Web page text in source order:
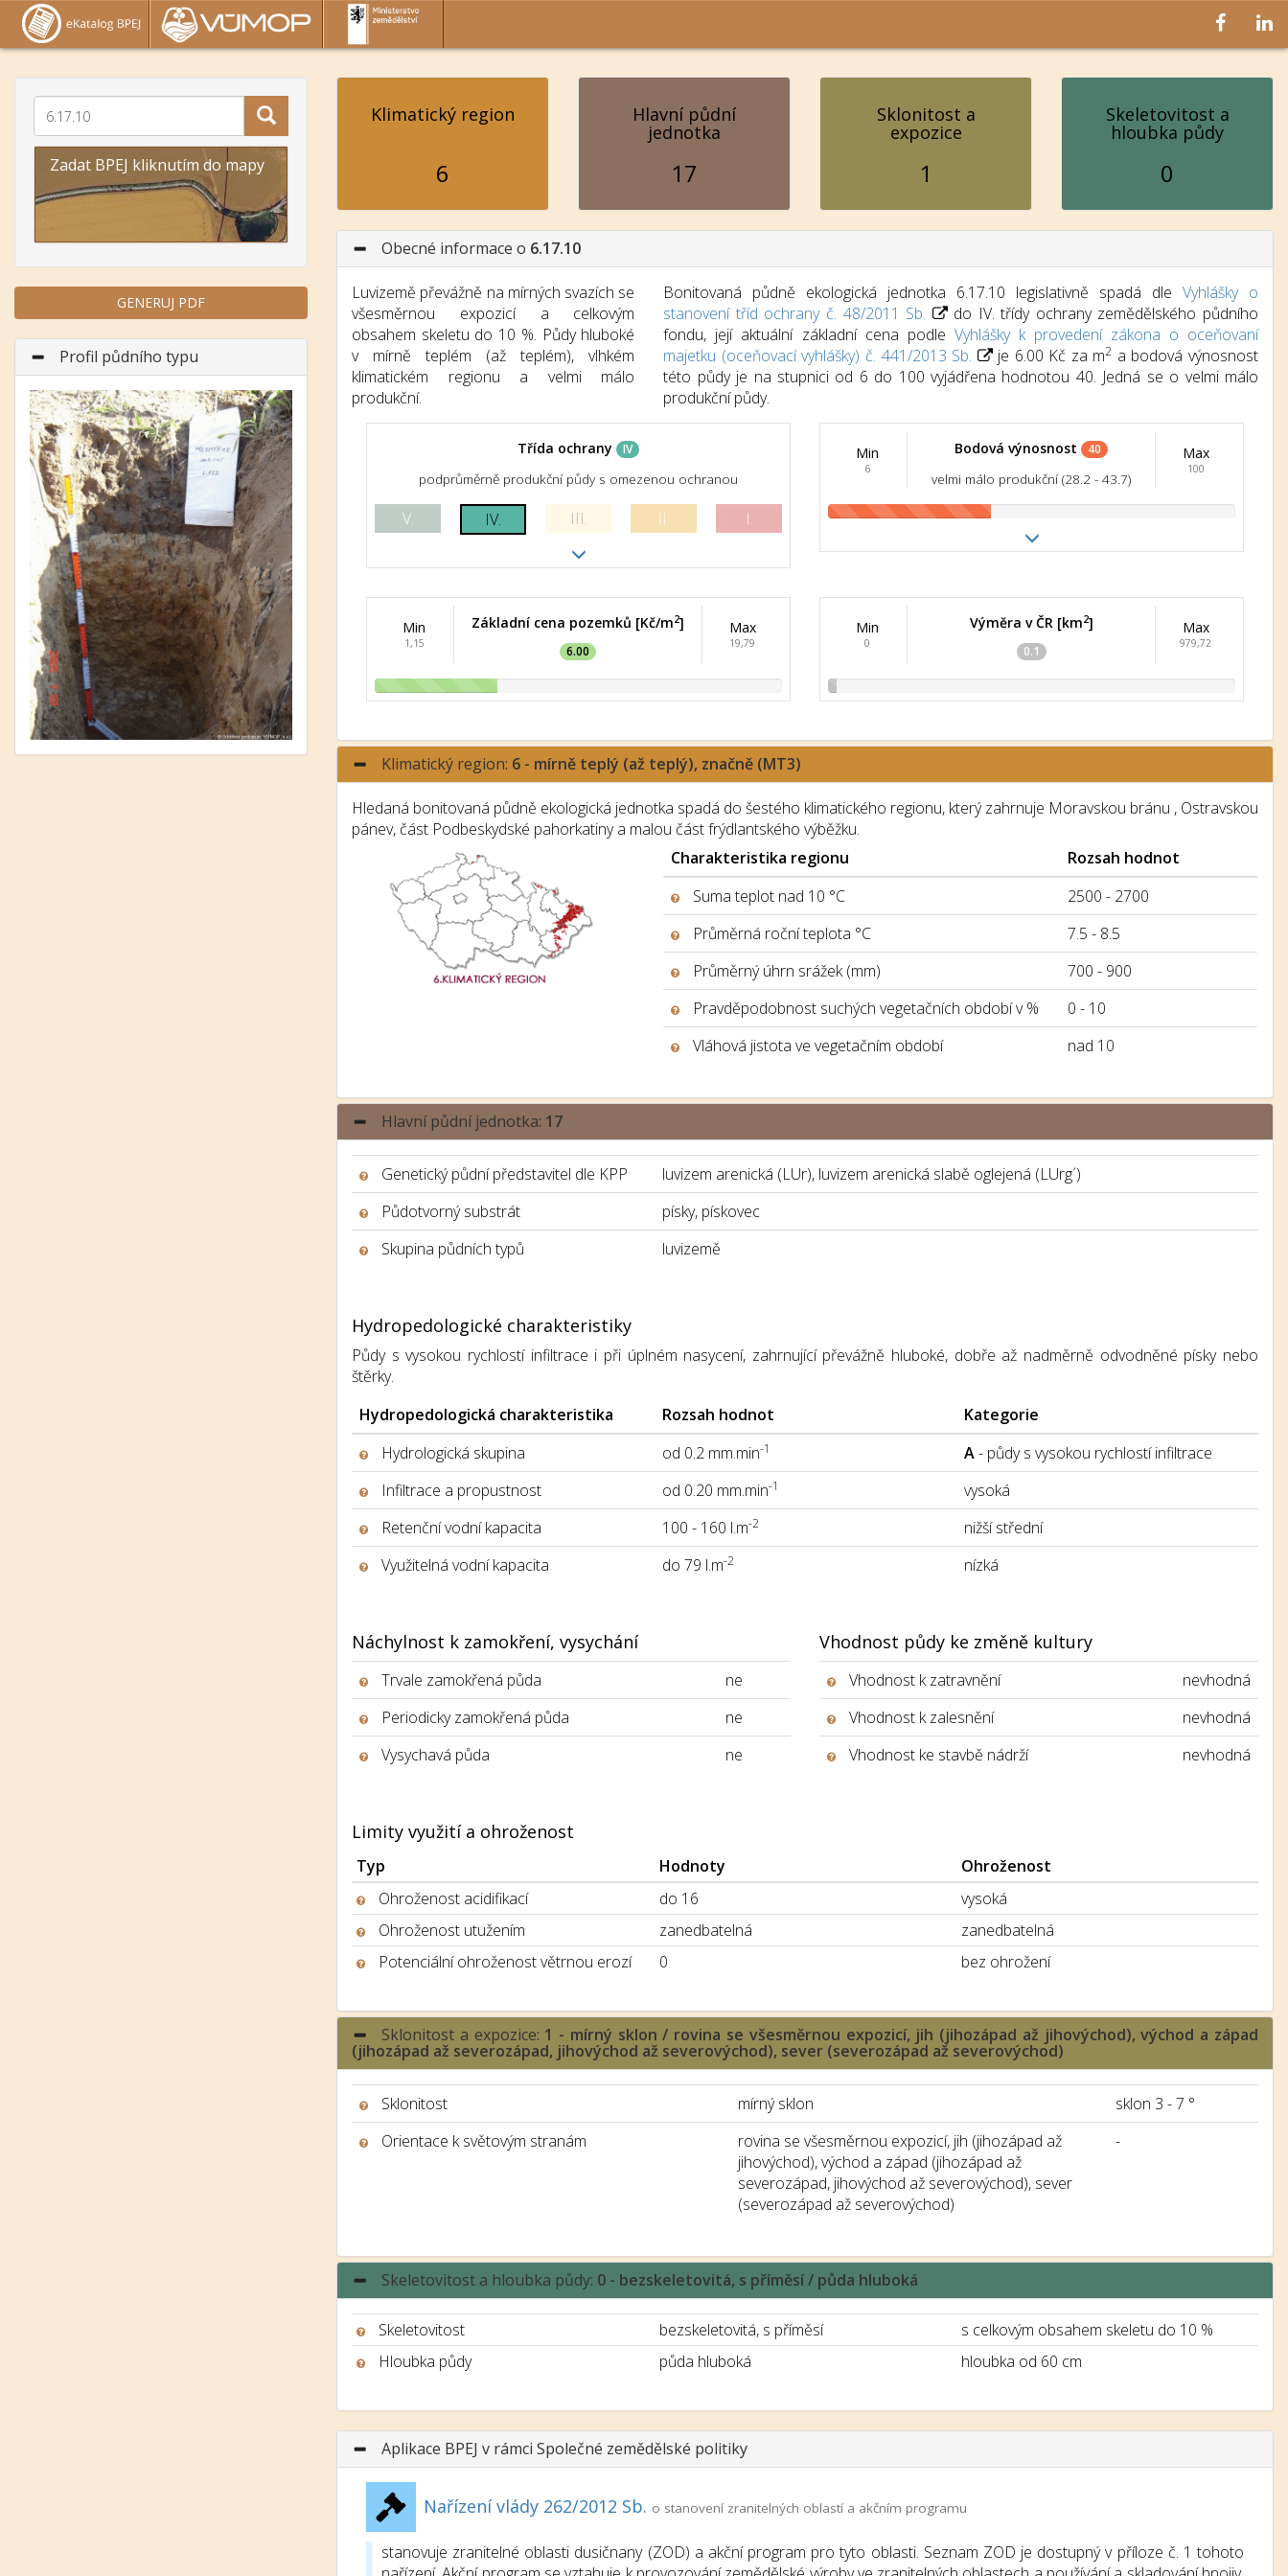
Zadat BPEJ kliknutím do mapy
GENERUJ PDF
Profil půdního typu
Klimatický region
6
Hlavní půdní
jednotka
17
Sklonitost a
expozice
1
Skeletovitost a
hloubka půdy
0
Obecné informace o 6.17.10
Luvizemě převážně na mírných svazích se
všesměrnou expozicí a celkovým
obsahem skeletu do 10 %. Půdy hluboké
v mírně teplém (až teplém), vlhkém
klimatickém regionu a velmi málo
produkční.
Bonitovaná půdně ekologická jednotka 6.17.10 legislativně spadá dleVyhlášky o
stanovení tříd ochrany č. 48/2011 Sb.
do IV. třídy ochrany zemědělského půdního
fondu, její aktuální základní cena podle Vyhlášky k provedení zákona o oceňovaní
majetku (oceňovací vyhlášky) č. 441/2013 Sb.
je 6.00 Kč za m2 a bodová výnosnost
této půdy je na stupnici od 6 do 100 vyjádřena hodnotou 40. Jedná se o velmi málo
produkční půdy.
Třída ochrany IV
podprůměrně produkční půdy s omezenou ochranou
V. IV. III. II. I.
Min
6
Bodová výnosnost 40
velmi málo produkční (28.2 - 43.7)
Max
100
Min
1,15
Základní cena pozemků [Kč/m2]
6.00
Max
19,79
Min
0
Výměra v ČR [km2]
0.1
Max
979,72
Klimatický region: 6 - mírně teplý (až teplý), značně (MT3)
Hledaná bonitovaná půdně ekologická jednotka spadá do šestého klimatického regionu, který zahrnuje Moravskou bránu , Ostravskou
pánev, část Podbeskydské pahorkatiny a malou část frýdlantského výběžku.
Charakteristika regionu
Rozsah hodnot
Suma teplot nad 10 °C
2500 - 2700
Průměrná roční teplota °C
7.5 - 8.5
Průměrný úhrn srážek (mm)
700 - 900
Pravděpodobnost suchých vegetačních období v %
0 - 10
Vláhová jistota ve vegetačním období
nad 10
Hlavní půdní jednotka: 17
Genetický půdní představitel dle KPP
luvizem arenická (LUr), luvizem arenická slabě oglejená (LUrg´)
Půdotvorný substrát
písky, pískovec
Skupina půdních typů
luvizemě
Hydropedologické charakteristiky
Půdy s vysokou rychlostí infiltrace i při úplném nasycení, zahrnující převážně hluboké, dobře až nadměrně odvodněné písky nebo
štěrky.
Hydropedologická charakteristika
Rozsah hodnot
Kategorie
Hydrologická skupina
od 0.2 mm.min-1 A- půdy s vysokou rychlostí infiltrace
Infiltrace a propustnost
od 0.20 mm.min-1
vysoká
Retenční vodní kapacita
100 - 160 l.m-2
nižší střední
Využitelná vodní kapacita
do 79 l.m-2 nízká
Náchylnost k zamokření, vysychání
Trvale zamokřená půda
ne
Periodicky zamokřená půda
ne
Vysychavá půda
ne
Vhodnost půdy ke změně kultury
Vhodnost k zatravnění
nevhodná
Vhodnost k zalesnění
nevhodná
Vhodnost ke stavbě nádrží
nevhodná
Limity využití a ohroženost
Typ Hodnoty
Ohroženost
Ohroženost acidifikací
do 16
vysoká
Ohroženost utužením
zanedbatelná
zanedbatelná
Potenciální ohroženost větrnou erozí
0 bez ohrožení
Sklonitost a expozice: 1 - mírný sklon / rovina se všesměrnou expozicí, jih (jihozápad až jihovýchod), východ a západ
(jihozápad až severozápad, jihovýchod až severovýchod), sever (severozápad až severovýchod)
Sklonitost mírný sklon
sklon 3 - 7 °
Orientace k světovým stranám
rovina se všesměrnou expozicí, jih (jihozápad až
jihovýchod), východ a západ (jihozápad až
severozápad, jihovýchod až severovýchod), sever
(severozápad až severovýchod)
-
Skeletovitost a hloubka půdy: 0 - bezskeletovitá, s příměsí / půda hluboká
Skeletovitost bezskeletovitá, s příměsí
s celkovým obsahem skeletu do 10 %
Hloubka půdy
půda hluboká hloubka od 60 cm
Aplikace BPEJ v rámci Společné zemědělské politiky
Nařízení vlády 262/2012 Sb. o stanovení zranitelných oblastí a akčním programu
stanovuje zranitelné oblasti dusičnany (ZOD) a akční program pro tyto oblasti. Seznam ZOD je dostupný v příloze č. 1 tohoto